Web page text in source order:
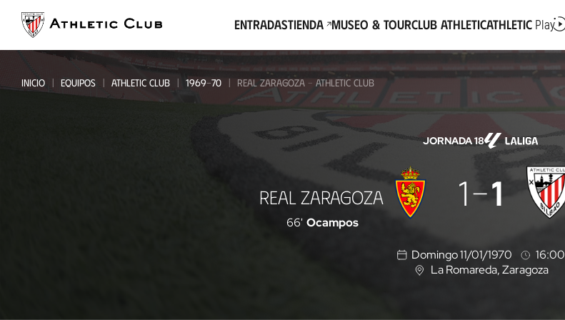
contenido
principal
EntradasTienda Museo & TourClub AthleticAthletic Play
INICIO EQUIPOS ATHLETIC CLUB 1969-70 REAL ZARAGOZA - ATHLETIC CLUB
JORNADA 18
REAL ZARAGOZA 1 1
66' Ocampos
Domingo 11/01/1970
16:00
U
La Romareda, Zaragoza